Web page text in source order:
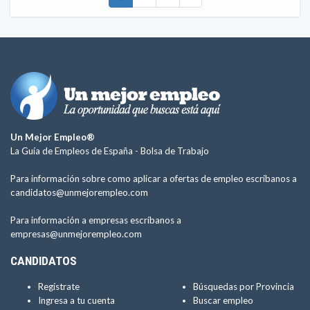
Un Mejor Empleo®
La Guía de Empleos de España - Bolsa de Trabajo
Para información sobre como aplicar a ofertas de empleo escríbanos a
candidatos@unmejorempleo.com
Para información a empresas escríbanos a
empresas@unmejorempleo.com
CANDIDATOS
Regístrate
Ingresa a tu cuenta
Búsquedas por Provincia
Buscar empleo